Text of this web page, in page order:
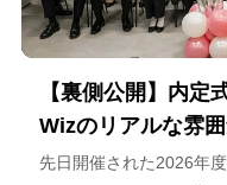
【裏側公開】内定
Wizのリアルな雰
先日開催された2026年